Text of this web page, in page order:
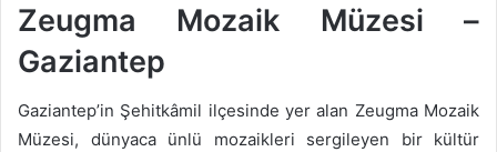
Zeugma Mozaik Müzesi –
Gaziantep
Gaziantep’in Şehitkâmil ilçesinde yer alan Zeugma Mozaik
Müzesi, dünyaca ünlü mozaikleri sergileyen bir kültür